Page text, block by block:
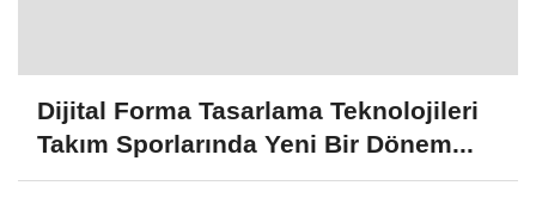
Dijital Forma Tasarlama Teknolojileri
Takım Sporlarında Yeni Bir Dönem...